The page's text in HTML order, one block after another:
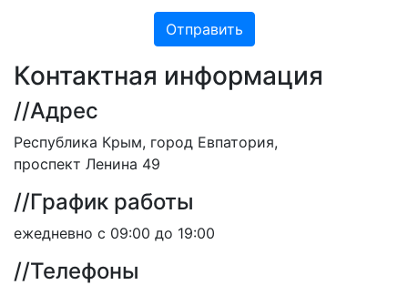
Контактная информация
//Адрес
Республика Крым, город Евпатория,
проспект Ленина 49
//График работы
ежедневно с 09:00 до 19:00
//Телефоны